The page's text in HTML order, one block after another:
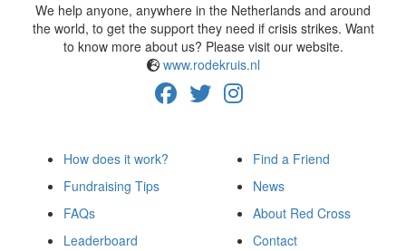
We help anyone, anywhere in the Netherlands and around
the world, to get the support they need if crisis strikes. Want
to know more about us? Please visit our website.
www.rodekruis.nl
How does it work?
Fundraising Tips
FAQs
Leaderboard
Find a Friend
News
About Red Cross
Contact